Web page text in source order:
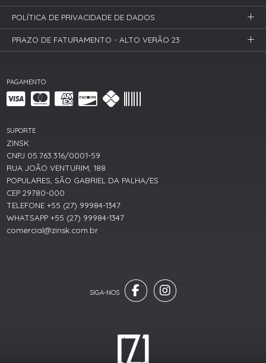
PAGAMENTO
SUPORTE
ZINSK
CNPJ 05.763.316/0001-59
RUA JOÃO VENTURIM, 188
POPULARES, SÃO GABRIEL DA PALHA/ES
CEP 29780-000
TELEFONE +55 (27) 99984-1347
WHATSAPP +55 (27) 99984-1347
comercial@zinsk.com.br
POLÍTICA DE PRIVACIDADE DE DADOS
PRAZO DE FATURAMENTO - ALTO VERÃO 23